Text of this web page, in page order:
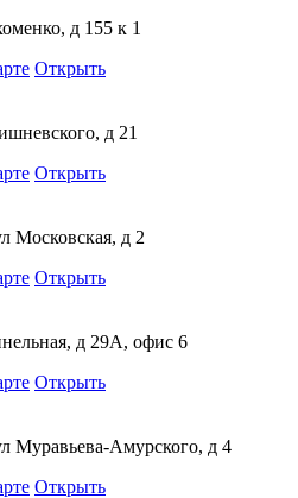
д 155 к 1
Открыть
д 21
Открыть
Московская, д 2
Открыть
д 29А, офис 6
Открыть
Муравьева-Амурского, д 4
Открыть